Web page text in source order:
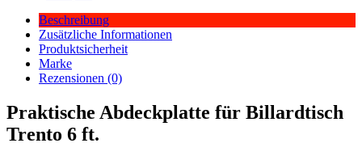
Beschreibung
Zusätzliche Informationen
Produktsicherheit
Marke
Rezensionen (0)
Praktische Abdeckplatte für Billardtisch
Trento 6 ft.